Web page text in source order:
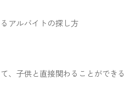
アルバイトの探し方
、子供と直接関わることができる